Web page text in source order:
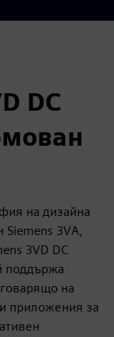
DC
на дизайна
3VA,
3VD DC
поддържа
на
приложения за